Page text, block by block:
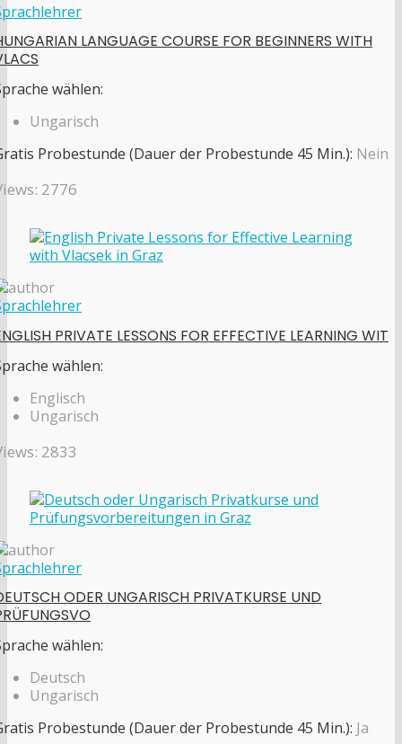
LANGUAGE COURSE FOR BEGINNERS WITH
wählen:
Ungarisch
Probestunde (Dauer der Probestunde 45 Min.): Nein
2776
PRIVATE LESSONS FOR EFFECTIVE LEARNING WIT
wählen:
Englisch
Ungarisch
2833
ODER UNGARISCH PRIVATKURSE UND
wählen:
Deutsch
Ungarisch
Probestunde (Dauer der Probestunde 45 Min.): Ja